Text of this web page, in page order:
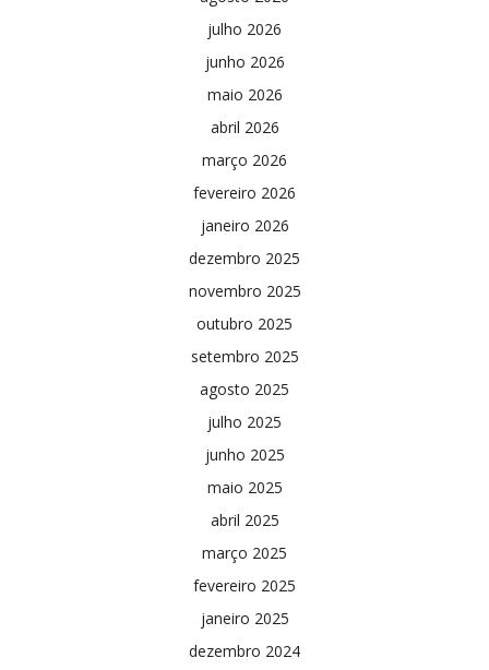
julho 2026
junho 2026
maio 2026
abril 2026
março 2026
fevereiro 2026
janeiro 2026
dezembro 2025
novembro 2025
outubro 2025
setembro 2025
agosto 2025
julho 2025
junho 2025
maio 2025
abril 2025
março 2025
fevereiro 2025
janeiro 2025
dezembro 2024